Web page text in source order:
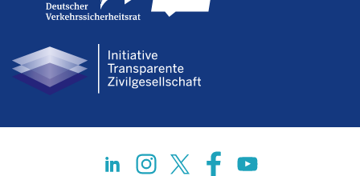
Social networks